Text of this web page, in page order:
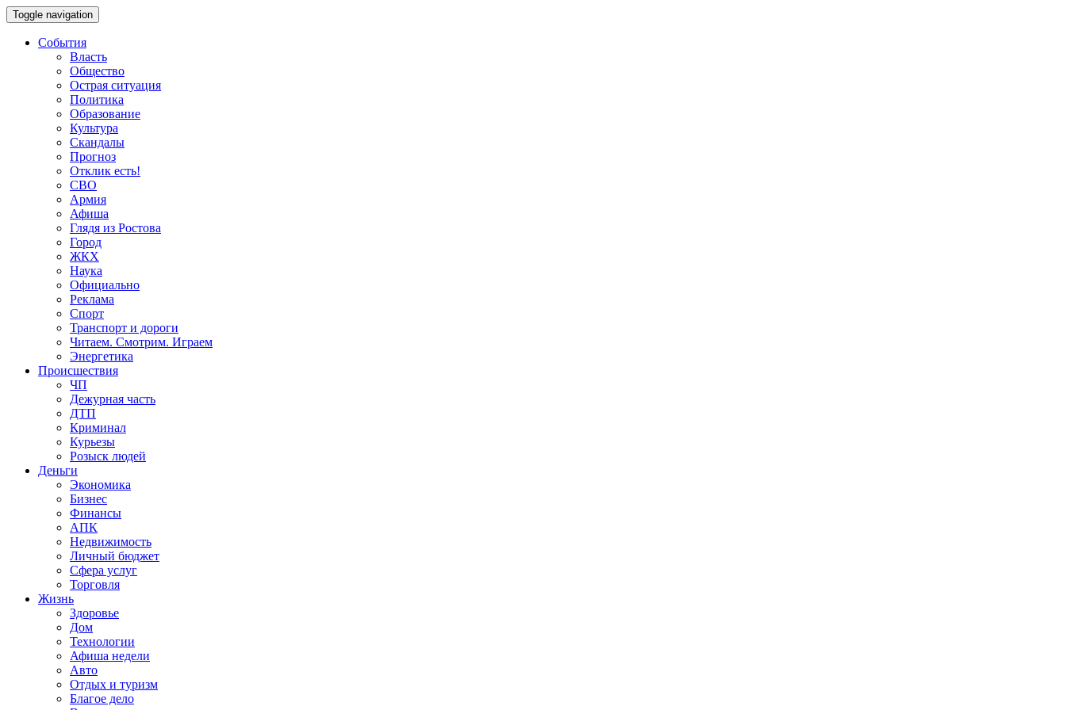
Toggle navigation
События
Власть
Общество
Острая ситуация
Политика
Образование
Культура
Скандалы
Прогноз
Отклик есть!
СВО
Армия
Афиша
Глядя из Ростова
Город
ЖКХ
Наука
Официально
Реклама
Спорт
Транспорт и дороги
Читаем. Смотрим. Играем
Энергетика
Происшествия
ЧП
Дежурная часть
ДТП
Криминал
Курьезы
Розыск людей
Деньги
Экономика
Бизнес
Финансы
АПК
Недвижимость
Личный бюджет
Сфера услуг
Торговля
Жизнь
Здоровье
Дом
Технологии
Афиша недели
Авто
Отдых и туризм
Благое дело